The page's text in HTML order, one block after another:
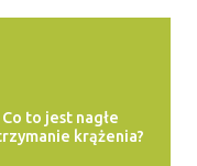
Co to jest nagłe
krążenia?